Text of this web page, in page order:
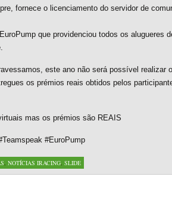
fornece o licenciamento do servidor de
que providenciou todos os alugueres
este ano não será possível realizar
os prémios reais obtidos pelos
mas os prémios são REAIS
#EuroPump
, NOTÍCIAS IRACING, SLIDE